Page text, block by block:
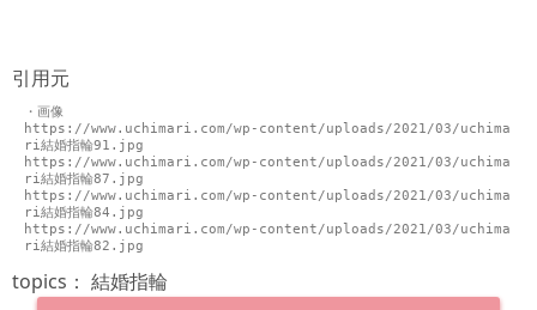
引用元
・画像
https://www.uchimari.com/wp-content/uploads/2021/03/uchima
ri結婚指輪91.jpg
https://www.uchimari.com/wp-content/uploads/2021/03/uchima
ri結婚指輪87.jpg
https://www.uchimari.com/wp-content/uploads/2021/03/uchima
ri結婚指輪84.jpg
https://www.uchimari.com/wp-content/uploads/2021/03/uchima
topics： 結婚指輪